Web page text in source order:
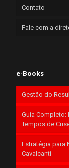
Contato
Fale com a
e-Books
Gestão do
Guia Completo:
Tempos de
Estratégia para
Cavalcanti